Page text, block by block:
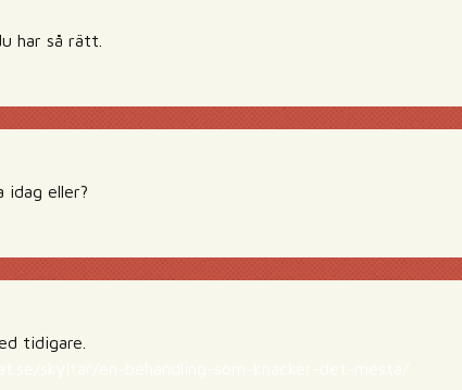
har så rätt.
eller?
tidigare.